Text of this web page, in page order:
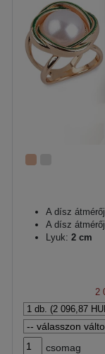
A dísz
A dísz
Lyuk: 2 cm
2
csomag